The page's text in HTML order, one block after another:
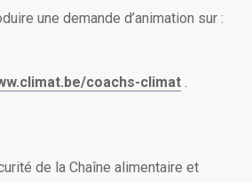
une demande d’animation sur :
coachs-climat .
de la Chaîne alimentaire et